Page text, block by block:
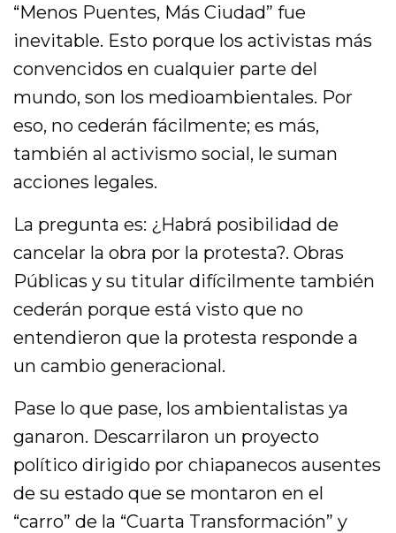
“Menos Puentes, Más Ciudad” fue
inevitable. Esto porque los activistas más
convencidos en cualquier parte del
mundo, son los medioambientales. Por
eso, no cederán fácilmente; es más,
también al activismo social, le suman
acciones legales.
La pregunta es: ¿Habrá posibilidad de
cancelar la obra por la protesta?. Obras
Públicas y su titular difícilmente también
cederán porque está visto que no
entendieron que la protesta responde a
un cambio generacional.
Pase lo que pase, los ambientalistas ya
ganaron. Descarrilaron un proyecto
político dirigido por chiapanecos ausentes
de su estado que se montaron en el
“carro” de la “Cuarta Transformación” y